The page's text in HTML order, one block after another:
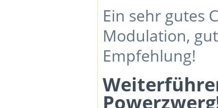
Ein sehr gutes
Modulation,
Empfehlung!